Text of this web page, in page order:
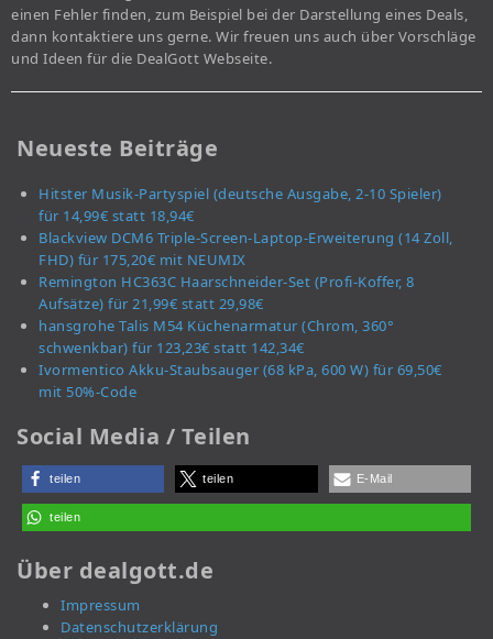
einen Fehler finden, zum Beispiel bei der Darstellung eines Deals,
dann kontaktiere uns gerne. Wir freuen uns auch über Vorschläge
und Ideen für die DealGott Webseite.
Neueste Beiträge
Hitster Musik-Partyspiel (deutsche Ausgabe, 2-10 Spieler)
für 14,99€ statt 18,94€
Blackview DCM6 Triple-Screen-Laptop-Erweiterung (14 Zoll,
FHD) für 175,20€ mit NEUMIX
Remington HC363C Haarschneider-Set (Profi-Koffer, 8
Aufsätze) für 21,99€ statt 29,98€
hansgrohe Talis M54 Küchenarmatur (Chrom, 360°
schwenkbar) für 123,23€ statt 142,34€
Ivormentico Akku-Staubsauger (68 kPa, 600 W) für 69,50€
mit 50%-Code
Social Media / Teilen
teilen teilen E-Mail
teilen
Über dealgott.de
Impressum
Datenschutzerklärung